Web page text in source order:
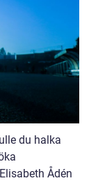
du halka
Ådén